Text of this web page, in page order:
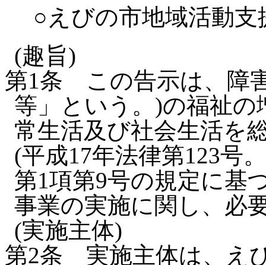
○えびの市地域活動支
(趣旨)
第1条 この告示は、障
等」という。)の福祉
常生活及び社会生活を
(平成17年法律第123号
第1項第9号の規定に基
事業の実施に関し、必
(実施主体)
第2条 実施主体は、え